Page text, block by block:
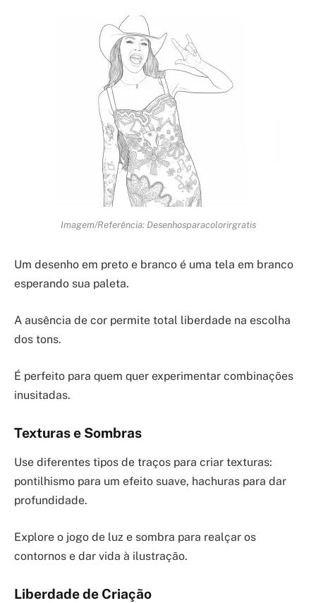
Imagem/Referência: Desenhosparacolorirgratis
Um desenho em preto e branco é uma tela em branco
esperando sua paleta.
A ausência de cor permite total liberdade na escolha
dos tons.
É perfeito para quem quer experimentar combinações
inusitadas.
Texturas e Sombras
Use diferentes tipos de traços para criar texturas:
pontilhismo para um efeito suave, hachuras para dar
profundidade.
Explore o jogo de luz e sombra para realçar os
contornos e dar vida à ilustração.
Liberdade de Criação